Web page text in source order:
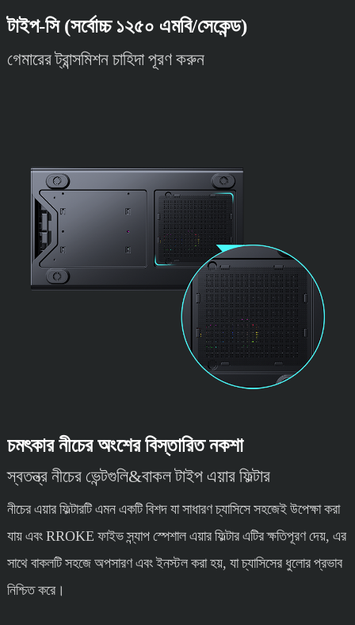
টাইপ-সি (সর্বোচ্চ ১২৫০ এমবি/সেকেন্ড)
গেমারের ট্রান্সমিশন চাহিদা পূরণ করুন
চমৎকার নীচের অংশের বিস্তারিত নকশা
স্বতন্ত্র নীচের ভেন্টগুলি&বাকল টাইপ এয়ার ফিল্টার
নীচের এয়ার ফিল্টারটি এমন একটি বিশদ যা সাধারণ চ্যাসিসে সহজেই উপেক্ষা করা
যায় এবং RROKE ফাইভ স্ন্যাপ স্পেশাল এয়ার ফিল্টার এটির ক্ষতিপূরণ দেয়, এর
সাথে বাকলটি সহজে অপসারণ এবং ইনস্টল করা হয়, যা চ্যাসিসের ধুলোর প্রভাব
নিশ্চিত করে।